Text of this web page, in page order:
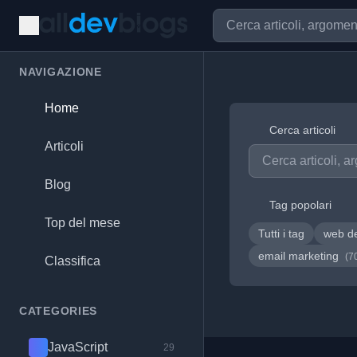
NAVIGAZIONE
Home
Articoli
Blog
Top del mese
Classifica
CATEGORIES
JavaScript 29
Cerca articoli
Tag popolari
Tutti i tag web
email marketing